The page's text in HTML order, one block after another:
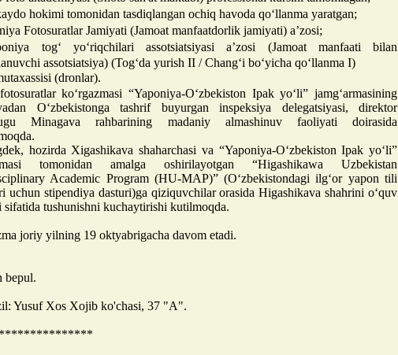
hokimi tomonidan tasdiqlangan ochiq havoda qoʻllanma yaratgan;
Fotosuratlar Jamiyati (Jamoat manfaatdorlik jamiyati) aʼzosi;
togʻ yoʻriqchilari assotsiatsiyasi aʼzosi (Jamoat manfaati bilan
assotsiatsiya) (Togʻda yurish II / Changʻi boʻyicha qoʻllanma I)
(dronlar).
koʻrgazmasi “Yaponiya-Oʻzbekiston Ipak yoʻli” jamgʻarmasining
Oʻzbekistonga tashrif buyurgan inspeksiya delegatsiyasi, direktor
Minagava rahbarining madaniy almashinuv faoliyati doirasida
hozirda Xigashikava shaharchasi va “Yaponiya-O‘zbekiston Ipak yo‘li”
tomonidan amalga oshirilayotgan “Higashikawa Uzbekistan
Academic Program (HU-MAP)” (O‘zbekistondagi ilg‘or yapon tili
uchun stipendiya dasturi)ga qiziquvchilar orasida Higashikava shahrini o‘quv
sifatida tushunishni kuchaytirishi kutilmoqda.
joriy yilning 19 oktyabrigacha davom etadi.
bepul.
Yusuf Xos Xojib ko'chasi, 37 "A".